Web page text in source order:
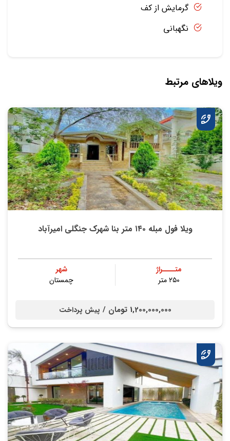
گرمایش از کف
نگهبانی
ویلاهای مرتبط
ویلا فول مبله ۱۴۰ متر بنا شهرک جنگلی امیرآباد
متــــراژ
۲۵۰ متر
شهر
چمستان
1,200,000,000 تومان / پیش پرداخت